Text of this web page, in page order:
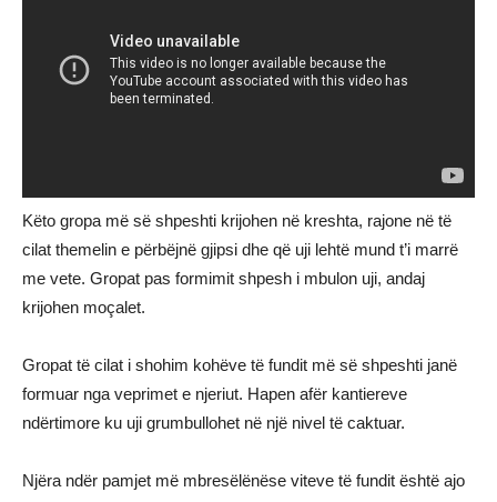
Këto gropa më së shpeshti krijohen në kreshta, rajone në të
cilat themelin e përbëjnë gjipsi dhe që uji lehtë mund t’i marrë
me vete. Gropat pas formimit shpesh i mbulon uji, andaj
krijohen moçalet.
Gropat të cilat i shohim kohëve të fundit më së shpeshti janë
formuar nga veprimet e njeriut. Hapen afër kantiereve
ndërtimore ku uji grumbullohet në një nivel të caktuar.
Njëra ndër pamjet më mbresëlënëse viteve të fundit është ajo